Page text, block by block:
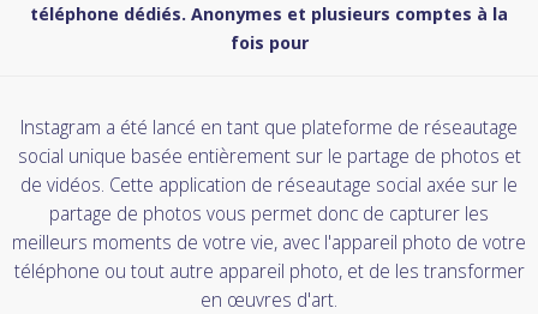
téléphone dédiés. Anonymes et plusieurs comptes à la
fois pour
Instagram a été lancé en tant que plateforme de réseautage
social unique basée entièrement sur le partage de photos et
de vidéos. Cette application de réseautage social axée sur le
partage de photos vous permet donc de capturer les
meilleurs moments de votre vie, avec l'appareil photo de votre
téléphone ou tout autre appareil photo, et de les transformer
en œuvres d'art.